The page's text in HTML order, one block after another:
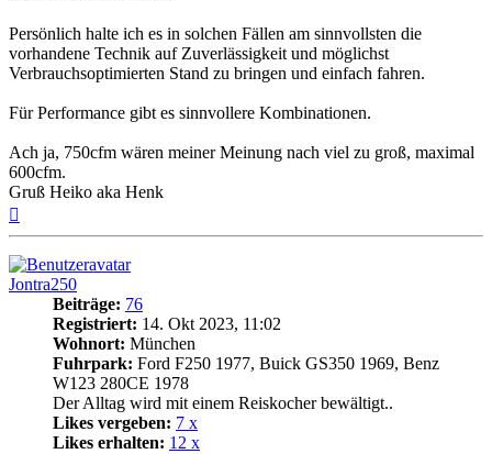
Persönlich halte ich es in solchen Fällen am sinnvollsten die
vorhandene Technik auf Zuverlässigkeit und möglichst
Verbrauchsoptimierten Stand zu bringen und einfach fahren.
Für Performance gibt es sinnvollere Kombinationen.
Ach ja, 750cfm wären meiner Meinung nach viel zu groß, maximal
600cfm.
Gruß Heiko aka Henk
oben
Jontra250
Beiträge: 76
Registriert: 14. Okt 2023, 11:02
Wohnort: München
Fuhrpark: Ford F250 1977, Buick GS350 1969, Benz
W123 280CE 1978
Der Alltag wird mit einem Reiskocher bewältigt..
Likes vergeben: 7 x
Likes erhalten: 12 x